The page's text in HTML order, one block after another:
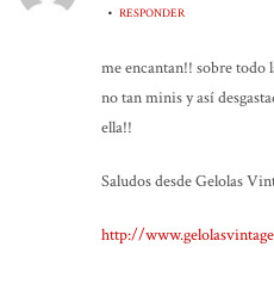
• RESPONDER
me encantan!! sobre todo
no tan minis y así
ella!!
Saludos desde Gelolas
http://